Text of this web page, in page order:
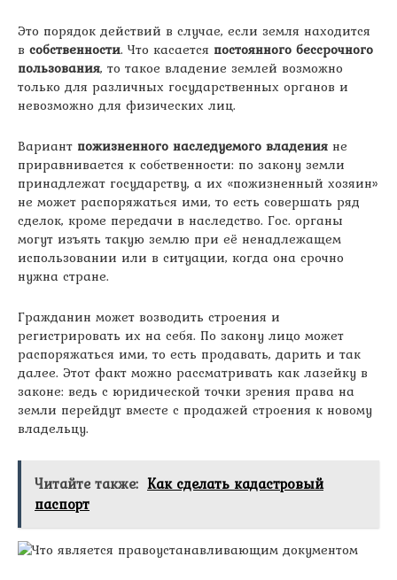
Это порядок действий в случае, если земля находится
в собственности. Что касается постоянного бессрочного
пользования, то такое владение землей возможно
только для различных государственных органов и
невозможно для физических лиц.
Вариант пожизненного наследуемого владения не
приравнивается к собственности: по закону земли
принадлежат государству, а их «пожизненный хозяин»
не может распоряжаться ими, то есть совершать ряд
сделок, кроме передачи в наследство. Гос. органы
могут изъять такую землю при её ненадлежащем
использовании или в ситуации, когда она срочно
нужна стране.
Гражданин может возводить строения и
регистрировать их на себя. По закону лицо может
распоряжаться ими, то есть продавать, дарить и так
далее. Этот факт можно рассматривать как лазейку в
законе: ведь с юридической точки зрения права на
земли перейдут вместе с продажей строения к новому
владельцу.
Читайте также: Как сделать кадастровый
паспорт